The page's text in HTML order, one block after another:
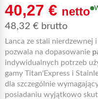
40,27 € netto
48,32 € brutto
Lanca ze stali nierdzewnej
pozwala na dopasowanie
indywidualnych potrzeb
gamy Titan'Express i
dla szczególnie
posiadaniu wyjątkowo